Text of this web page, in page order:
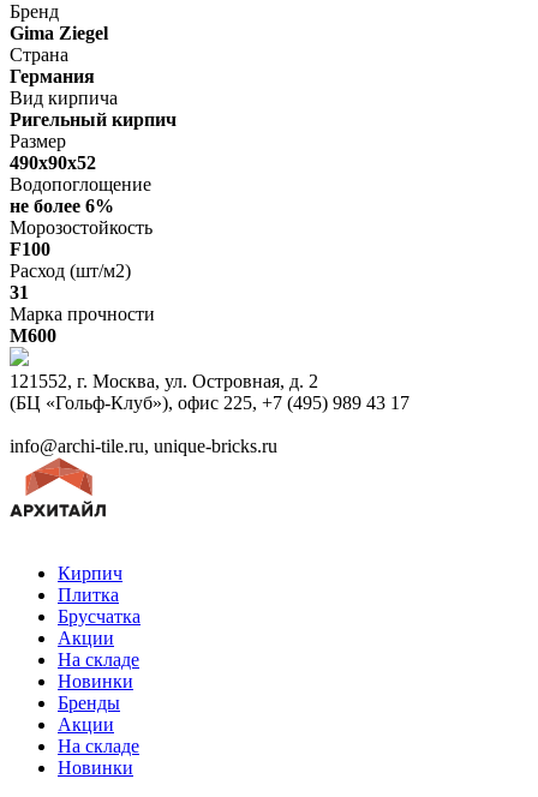
Бренд
Gima Ziegel
Страна
Германия
Вид кирпича
Ригельный кирпич
Размер
490х90х52
Водопоглощение
не более 6%
Морозостойкость
F100
Расход (шт/м2)
31
Марка прочности
M600
121552, г. Москва, ул. Островная, д. 2
(БЦ «Гольф-Клуб»), офис 225, +7 (495) 989 43 17
info@archi-tile.ru, unique-bricks.ru
Кирпич
Плитка
Брусчатка
Акции
На складе
Новинки
Бренды
Акции
На складе
Новинки